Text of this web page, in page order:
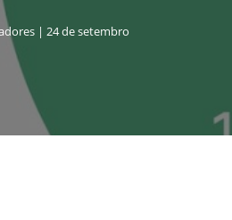
| 24 de setembro